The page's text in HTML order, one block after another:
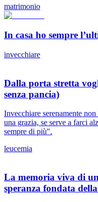
matrimonio
In casa ho sempre
invecchiare
Dalla porta stretta
senza pancia)
Invecchiare serenamente
una grazia, se serve a farci
sempre di più".
leucemia
La memoria viva di
speranza fondata